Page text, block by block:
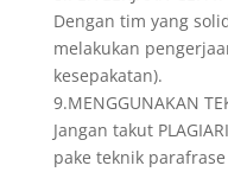
Dengan tim yang
melakukan
kesepakatan).
9.MENGGUNAKAN
Jangan takut
pake teknik